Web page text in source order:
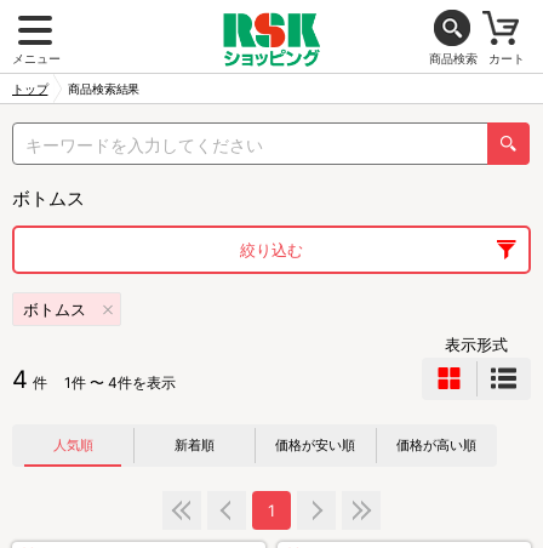
メニュー 商品検索 カート
トップ 商品検索結果
ボトムス
絞り込む
ボトムス
4 件 1件 〜 4件を表示
表示形式
人気順 新着順 価格が安い順 価格が高い順
1